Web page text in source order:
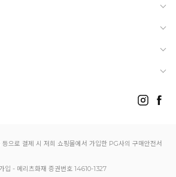
으로 결제 시 저희 쇼핑몰에서 가입한 PG사의 구매안전서
입 - 메리츠화재 증권번호 14610-1327